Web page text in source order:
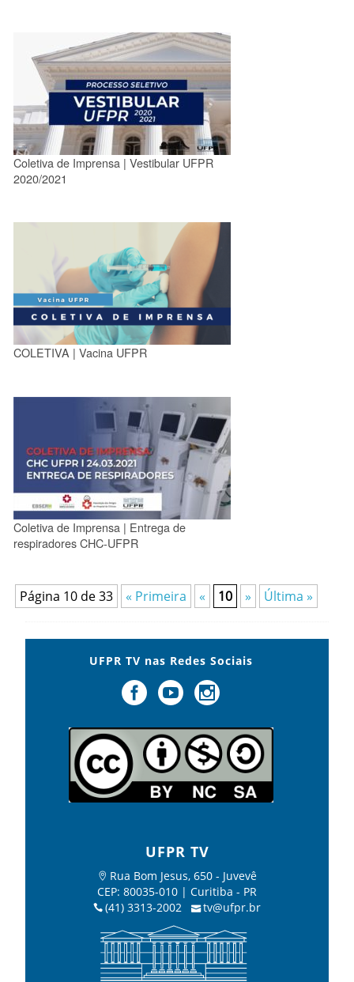
Coletiva de Imprensa | Vestibular UFPR
2020/2021
COLETIVA | Vacina UFPR
Coletiva de Imprensa | Entrega de
respiradores CHC-UFPR
Página 10 de 33 « Primeira « 10 » Última »
UFPR TV nas Redes Sociais
UFPR TV
Rua Bom Jesus, 650 - Juvevê
CEP: 80035-010 | Curitiba - PR
(41) 3313-2002
tv@ufpr.br